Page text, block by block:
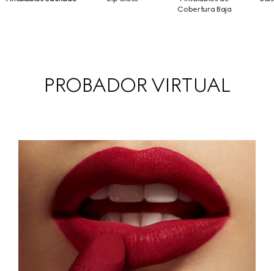
Cobertura Baja
PROBADOR VIRTUAL